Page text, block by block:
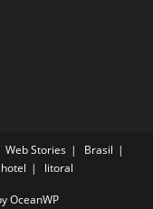
Web Stories
Brasil
hotel litoral
OceanWP